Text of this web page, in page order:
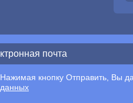
Нажимая кнопку Отправить, Вы
данных